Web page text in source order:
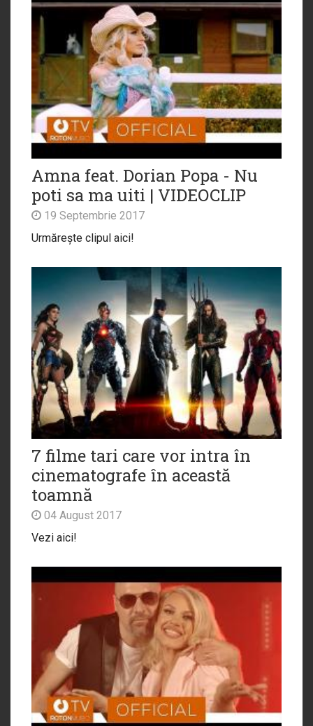
Amna feat. Dorian Popa - Nu
poti sa ma uiti | VIDEOCLIP
19 Septembrie 2017
Urmărește clipul aici!
7 filme tari care vor intra în
cinematografe în această
toamnă
04 August 2017
Vezi aici!